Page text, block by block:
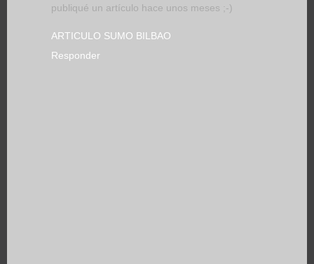
publiqué un artículo hace unos meses ;-)
ARTICULO SUMO BILBAO
Responder